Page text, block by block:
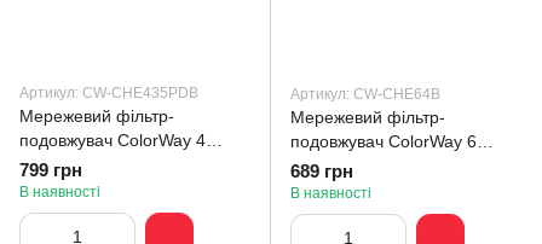
Артикул: CW-CHE435PDB
Мережевий фільтр-
подовжувач СolorWay 4
розетки/3USB (2USB-A + 1
TYPE-C) Black 5M (CW-
CHE435PDB)
799 грн
В наявності
Артикул: CW-CHE64B
Мережевий фільтр-
подовжувач СolorWay 6
розеток/4USB Black 2M (CW-
CHE64B)
689 грн
В наявності